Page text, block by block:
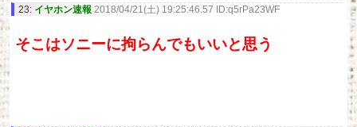
23: イヤホン速報 2018/04/21(土) 19:25:46.57 ID:q5rPa23WF
そこはソニーに拘らんでもいいと思う